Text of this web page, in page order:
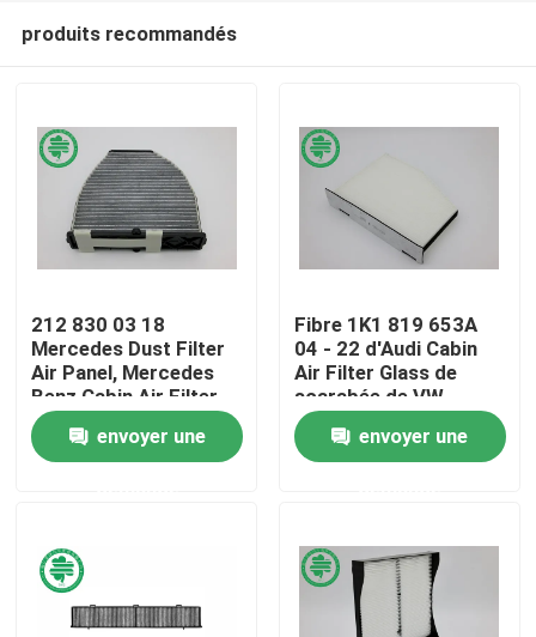
Maison
Produits
Vidéos
Visite d'usine
produits recommandés
212 830 03 18
Mercedes Dust Filter
Air Panel, Mercedes
Benz Cabin Air Filter
envoyer une
Fibre 1K1 819 653A
04 - 22 d'Audi Cabin
Air Filter Glass de
scarabée de VW
envoyer une